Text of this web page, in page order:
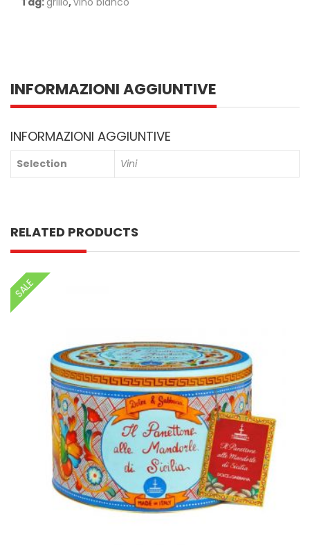
INFORMAZIONI AGGIUNTIVE
INFORMAZIONI AGGIUNTIVE
Selection Vini
RELATED PRODUCTS
SALE